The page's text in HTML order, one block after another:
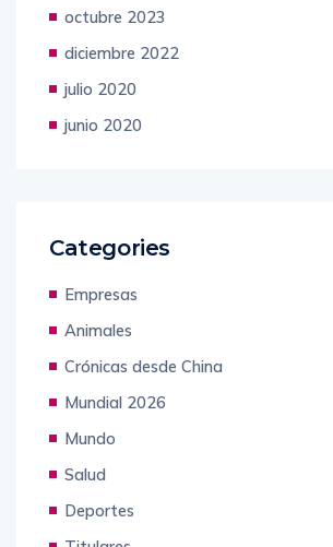
octubre 2023
diciembre 2022
julio 2020
junio 2020
Categories
Empresas
Animales
Crónicas desde China
Mundial 2026
Mundo
Salud
Deportes